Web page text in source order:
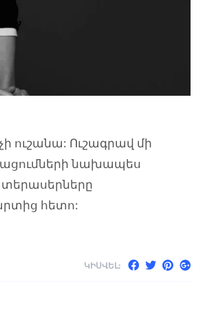
ուշանա: Ուշագրավ մի
նախապես
հետո:
ԿԻՍՎԵԼ: